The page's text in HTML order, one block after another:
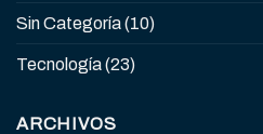
Sin Categoría(10)
Tecnología(23)
ARCHIVOS